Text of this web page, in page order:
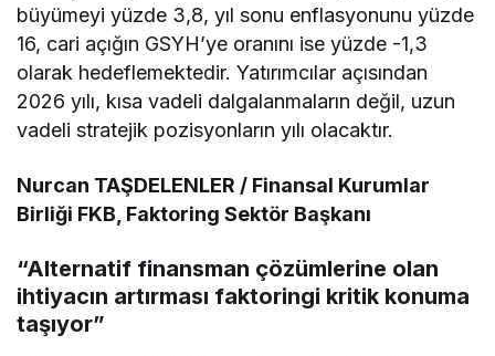
büyümeyi yüzde 3,8, yıl sonu enflasyonunu yüzde
16, cari açığın GSYH’ye oranını ise yüzde -1,3
olarak hedeflemektedir. Yatırımcılar açısından
2026 yılı, kısa vadeli dalgalanmaların değil, uzun
vadeli stratejik pozisyonların yılı olacaktır.
Nurcan TAŞDELENLER / Finansal Kurumlar
Birliği FKB, Faktoring Sektör Başkanı
“Alternatif finansman çözümlerine olan
ihtiyacın artırması faktoringi kritik konuma
taşıyor”